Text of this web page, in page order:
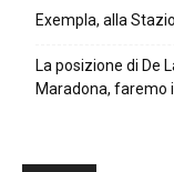
Exempla, alla
La posizione di De
Maradona, faremo